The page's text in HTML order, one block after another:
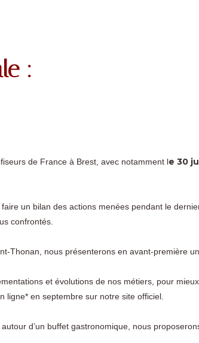
:
de France à Brest, avec notamment le 30
, faire un bilan des actions menées pendant le
confrontés.
Thonan, nous présenterons en avant-première
et évolutions de nos métiers, pour
ligne* en septembre sur notre site officiel.
d’un buffet gastronomique, nous